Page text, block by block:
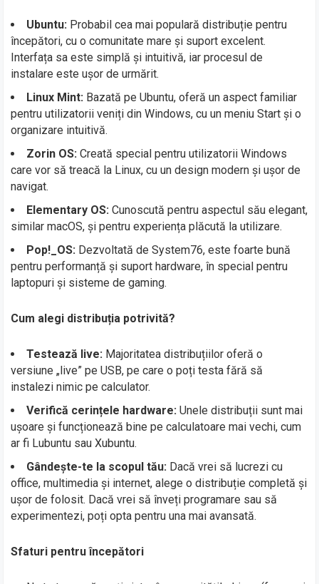
Ubuntu: Probabil cea mai populară distribuție pentru
începători, cu o comunitate mare și suport excelent.
Interfața sa este simplă și intuitivă, iar procesul de
instalare este ușor de urmărit.
Linux Mint: Bazată pe Ubuntu, oferă un aspect familiar
pentru utilizatorii veniți din Windows, cu un meniu Start și o
organizare intuitivă.
Zorin OS: Creată special pentru utilizatorii Windows
care vor să treacă la Linux, cu un design modern și ușor de
navigat.
Elementary OS: Cunoscută pentru aspectul său elegant,
similar macOS, și pentru experiența plăcută la utilizare.
Pop!_OS: Dezvoltată de System76, este foarte bună
pentru performanță și suport hardware, în special pentru
laptopuri și sisteme de gaming.
Cum alegi distribuția potrivită?
Testează live: Majoritatea distribuțiilor oferă o
versiune „live” pe USB, pe care o poți testa fără să
instalezi nimic pe calculator.
Verifică cerințele hardware: Unele distribuții sunt mai
ușoare și funcționează bine pe calculatoare mai vechi, cum
ar fi Lubuntu sau Xubuntu.
Gândește-te la scopul tău: Dacă vrei să lucrezi cu
office, multimedia și internet, alege o distribuție completă și
ușor de folosit. Dacă vrei să înveți programare sau să
experimentezi, poți opta pentru una mai avansată.
Sfaturi pentru începători